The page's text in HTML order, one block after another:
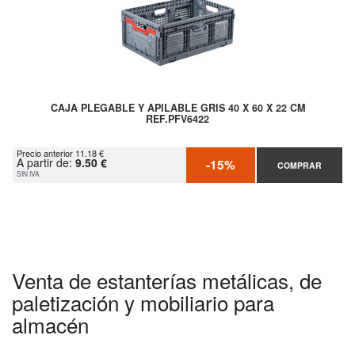
CAJA PLEGABLE Y APILABLE GRIS 40 X 60 X 22 CM
REF.PFV6422
Precio anterior 11.18 €
A partir de: 9.50 €
SIN IVA -15% COMPRAR
Venta de estanterías metálicas, de
paletización y mobiliario para
almacén